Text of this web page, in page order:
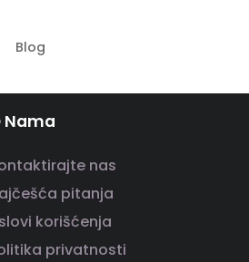
Blog
Nama
nas
pitanja
korišćenja
privatnosti